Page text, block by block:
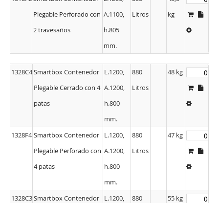
Plegable Perforado con
2 travesaños
A.1100,
h.805
mm.
Litros
kg
1328C4Smartbox Contenedor
Plegable Cerrado con 4
patas
L.1200,
A.1200,
h.800
mm.
880
Litros
48 kg
1328F4 Smartbox Contenedor
Plegable Perforado con
4 patas
L.1200,
A.1200,
h.800
mm.
880
Litros
47 kg
1328C3Smartbox Contenedor
L.1200,
880
55 kg